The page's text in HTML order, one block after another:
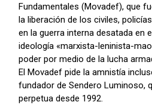
Fundamentales (Movadef), que
la liberación de los civiles,
en la guerra interna desatada en
ideología «marxista-leninista-
poder por medio de la lucha
El Movadef pide la amnistía
fundador de Sendero Luminoso,
perpetua desde 1992.